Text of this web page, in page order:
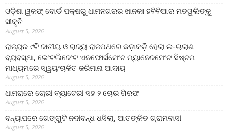
ଓଡ଼ିଶା ୱକଫ୍ ବୋର୍ଡ ପକ୍ଷରୁ ଧାମନଗରର ଖାନକା ହବିବିଆର ମତୱଲିଙ୍କୁ
ସୀକୃତି
August 5, 2026
ରାଜ୍ୟର ୯ଟି ଜାତୀୟ ଓ ରାଜ୍ୟ ରାଜପଥରେ କଡ଼ାକଡ଼ି ହେଲା ଇ-ଚାଲାଣ
ବ୍ୟବସ୍ଥା, ଇେଂଟଲିଜେଂଟ ଏନଫୋର୍ସମେଂଟ ମ୍ୟାନେଜମେଂଟ ସିଷ୍ଟମ
ମାଧ୍ୟମରେ ସ୍ୱୟଂଚାଳିତ ଜରିମାନା ଆଦାୟ
August 5, 2026
ଧାମରାରେ ଚୋରୀ ବ୍ୟାଟେରୀ ସହ ୨ ଚୋର ଗିରଫ
August 5, 2026
ବନ୍ୟାପରେ ଗେଙ୍ଗୁଟି ନଦୀବନ୍ଧ ଧସିଲା, ଆତଙ୍କିତ ଗ୍ରାମବାସୀ
August 5, 2026